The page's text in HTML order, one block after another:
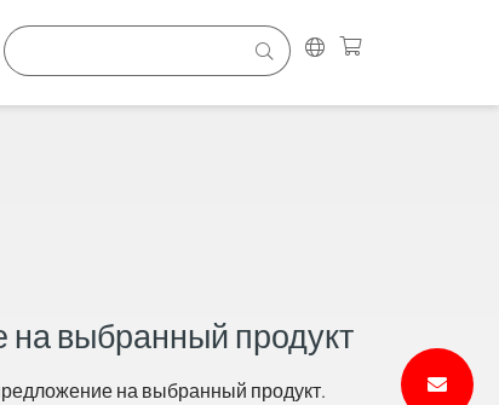
выбранный продукт
на выбранный продукт.